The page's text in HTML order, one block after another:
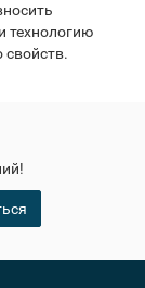
технологию
свойств.